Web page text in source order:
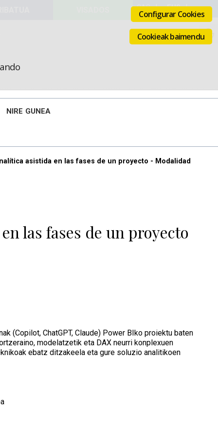
Configurar Cookies
Cookieak baimendu
NIRE GUNEA
asistida en las fases de un proyecto - Modalidad
las fases de un proyecto
(Copilot, ChatGPT, Claude) Power BIko proiektu baten
modelatzetik eta DAX neurri konplexuen
ebatz ditzakeela eta gure soluzio analitikoen